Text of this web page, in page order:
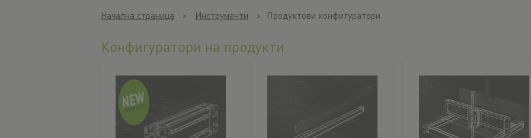
Начална страница Инструменти Продуктови конфигуратори
Конфигуратори на продукти